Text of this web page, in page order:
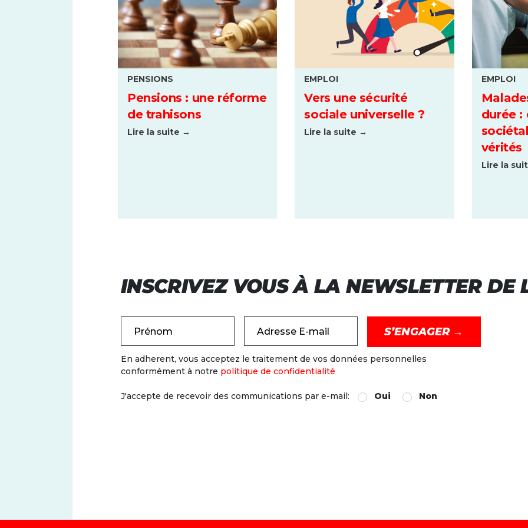
PENSIONS
Pensions : une réforme
de trahisons
Lire la suite →
EMPLOI
Vers une sécurité
sociale universelle ?
Lire la suite →
EMPLOI
durée :
vérités
Lire la
INSCRIVEZ VOUS À LA NEWSLETTER DE
Prénom Adresse E-mail
En adherent, vous acceptez le traitement de vos données personnelles
conformément à notre politique de confidentialité
J'accepte de recevoir des communications par e-mail: Oui Non